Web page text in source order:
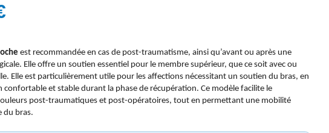
est recommandée en cas de post-traumatisme, ainsi qu’avant ou après une
Elle offre un soutien essentiel pour le membre supérieur, que ce soit avec ou
Elle est particulièrement utile pour les affections nécessitant un soutien du bras, en
et stable durant la phase de récupération. Ce modèle facilite le
post-traumatiques et post-opératoires, tout en permettant une mobilité
du bras.